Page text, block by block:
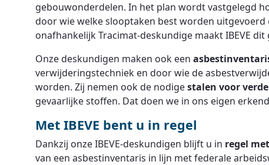
gebouwonderdelen. In het plan wordt vastgelegd
door wie welke slooptaken best worden uitgevoerd
onafhankelijk Tracimat-deskundige maakt IBEVE
Onze deskundigen maken ook een
verwijderingstechniek en door wie de
worden. Zij nemen ook de nodigestalen voor
gevaarlijke stoffen. Dat doen we in ons eigen erkend
Met IBEVE bent u in regel
Dankzij onze IBEVE-deskundigen blijft u in regel
van een asbestinventaris in lijn met federale